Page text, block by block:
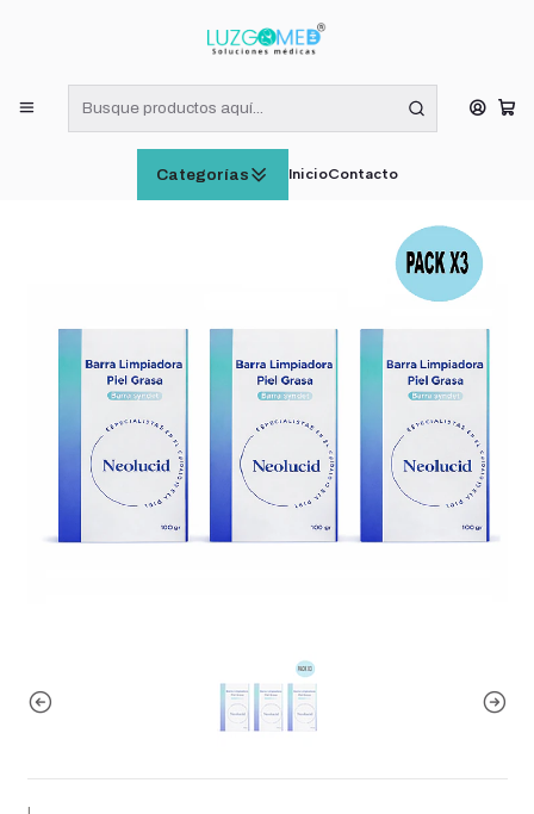
Categorías InicioContacto
¡RECIBE HOY! COMPRAS DE LUNES A VIERNES HASTA LAS 16:00
Inicio
DERMOCÓSMETICA
Neolucid Barra Piel Grasa 100g Limpieza Facial Pack x3